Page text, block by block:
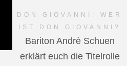
DON GIOVANNI: WER
IST DON GIOVANNI?
Bariton Andrè Schuen
erklärt euch die Titelrolle